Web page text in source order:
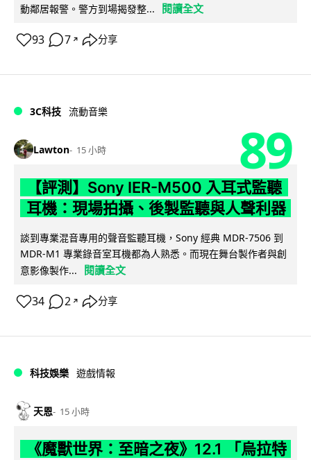
動鄰居報警。警方到場揭發整...
閱讀全文
93 7 ↗ 分享
3C科技 流動音樂
Lawton 15 小時 89
【評測】Sony IER-M500 入耳式監聽
耳機：現場拍攝、後製監聽與人聲利器
談到專業混音專用的聲音監聽耳機，Sony 經典 MDR-7506 到
MDR-M1 專業錄音室耳機都為人熟悉。而現在舞台製作者與創
意影像製作...
閱讀全文
34 2 ↗ 分享
科技娛樂 遊戲情報
天恩 15 小時
《魔獸世界：至暗之夜》12.1 「烏拉特